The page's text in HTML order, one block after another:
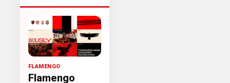
FLAMENGO
Flamengo